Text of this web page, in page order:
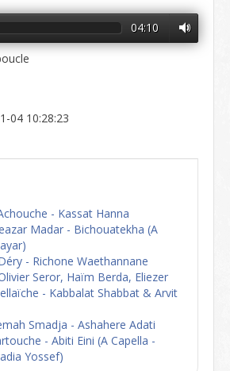
04:10
04 10:28:23
- Kassat Hanna
Madar - Bichouatekha (A
- Richone Waethannane
Seror, Haïm Berda, Eliezer
- Kabbalat Shabbat & Arvit
Smadja - Ashahere Adati
- Abiti Eini (A Capella -
Yossef)